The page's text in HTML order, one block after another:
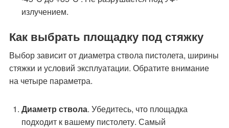
излучением.
Как выбрать площадку под стяжку
Выбор зависит от диаметра ствола пистолета, ширины
стяжки и условий эксплуатации. Обратите внимание
на четыре параметра.
Диаметр ствола. Убедитесь, что площадка
подходит к вашему пистолету. Самый